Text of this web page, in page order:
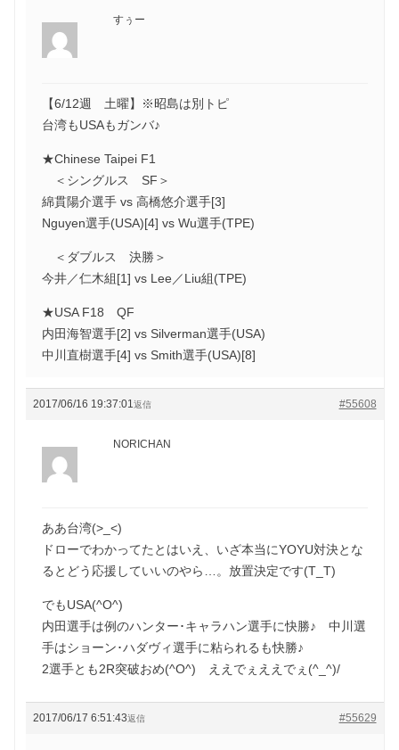
すぅー
【6/12週 土曜】※昭島は別トピ
台湾もUSAもガンバ♪
★Chinese Taipei F1
＜シングルス SF＞
綿貫陽介選手 vs 高橋悠介選手[3]
Nguyen選手(USA)[4] vs Wu選手(TPE)
＜ダブルス 決勝＞
今井／仁木組[1] vs Lee／Liu組(TPE)
★USA F18 QF
内田海智選手[2] vs Silverman選手(USA)
中川直樹選手[4] vs Smith選手(USA)[8]
2017/06/16 19:37:01 #55608
返信
NORICHAN
ああ台湾(>_<)
ドローでわかってたとはいえ、いざ本当にYOYU対決とな
るとどう応援していいのやら…。放置決定です(T_T)
でもUSA(^O^)
内田選手は例のハンター･キャラハン選手に快勝♪ 中川選
手はショーン･ハダヴィ選手に粘られるも快勝♪
2選手とも2R突破おめ(^O^) ええでぇええでぇ(^_^)/
2017/06/17 6:51:43 #55629
返信